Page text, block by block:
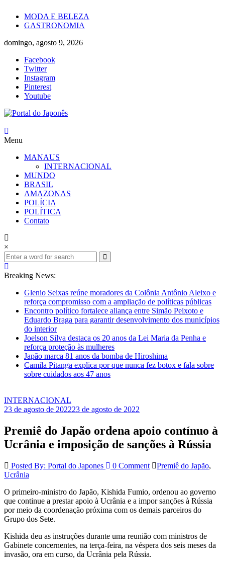
content
MODA E BELEZA
GASTRONOMIA
domingo, agosto 9, 2026
Facebook
Twitter
Instagram
Pinterest
Youtube
Portal
do
Japonês
Japão
mais
perto
você!
Menu
MANAUS
INTERNACIONAL
MUNDO
BRASIL
AMAZONAS
POLÍCIA
POLÍTICA
Contato
×
Breaking News:
Glenio Seixas reúne moradores da Colônia Antônio Aleixo e
reforça compromisso com a ampliação de políticas públicas
Encontro político fortalece aliança entre Simão Peixoto e
Eduardo Braga para garantir desenvolvimento dos municípios
do interior
Joelson Silva destaca os 20 anos da Lei Maria da Penha e
reforça proteção às mulheres
Japão marca 81 anos da bomba de Hiroshima
Camila Pitanga explica por que nunca fez botox e fala sobre
sobre cuidados aos 47 anos
INTERNACIONAL
23 de agosto de 202223 de agosto de 2022
Premiê do Japão ordena apoio contínuo à
Ucrânia e imposição de sanções à Rússia
Posted By: Portal do Japones 0 Comment Premiê do Japão,
Ucrânia
O primeiro-ministro do Japão, Kishida Fumio, ordenou ao governo
que continue a prestar apoio à Ucrânia e a impor sanções à Rússia
por meio da coordenação próxima com os demais parceiros do
Grupo dos Sete.
Kishida deu as instruções durante uma reunião com ministros de
Gabinete concernentes, na terça-feira, na véspera dos seis meses da
invasão, ora em curso, da Ucrânia pela Rússia.